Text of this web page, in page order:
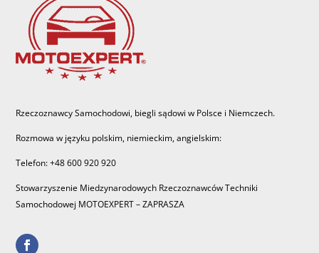
Rzeczoznawcy Samochodowi, biegli sądowi w Polsce i Niemczech.
Rozmowa w języku polskim, niemieckim, angielskim:
Telefon: +48 600 920 920
Stowarzyszenie Miedzynarodowych Rzeczoznawców Techniki
Samochodowej MOTOEXPERT – ZAPRASZA